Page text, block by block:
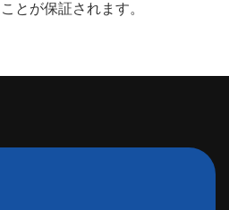
とが保証されます。